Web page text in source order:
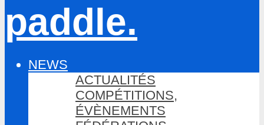
NEWS
ACTUALITÉS
COMPÉTITIONS,
ÉVÈNEMENTS